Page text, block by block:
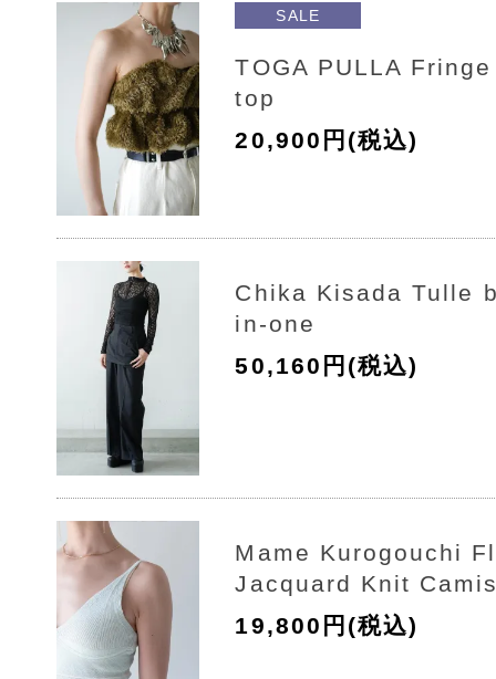
SALE
TOGA PULLA
top
20,900円(税込)
Chika Kisada Tulle
in-one
50,160円(税込)
Mame Kurogouchi
Jacquard Knit
19,800円(税込)